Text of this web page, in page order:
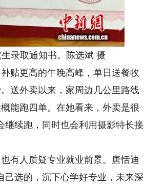
录取通知书。陈选斌 摄
贴更高的午晚高峰，单日送餐收
送外卖以来，家周边几公里路线
能跑四单。在她看来，外卖是很
继续跑，同时也会利用摄影特长接
有人质疑专业就业前景。唐恬迪
己选的，沉下心学好专业，未来深